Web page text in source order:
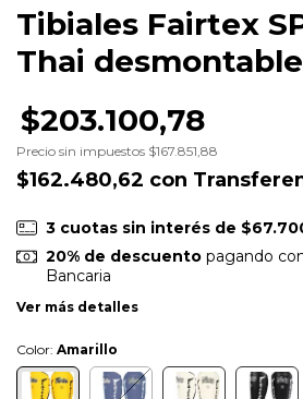
Tibiales Fairtex
Thai desmontable
$203.100,78
Precio sin impuestos $167.851,88
$162.480,62 con
3 cuotas sin interés de
20% de descuentopagando
Bancaria
Ver más detalles
Color: Amarillo